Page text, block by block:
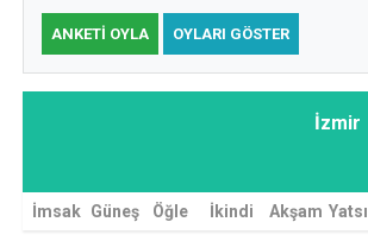
ANKETI OYLA OYLARI GÖSTER
İzmir
İmsak Güneş Öğle İkindi Akşam Yatsı